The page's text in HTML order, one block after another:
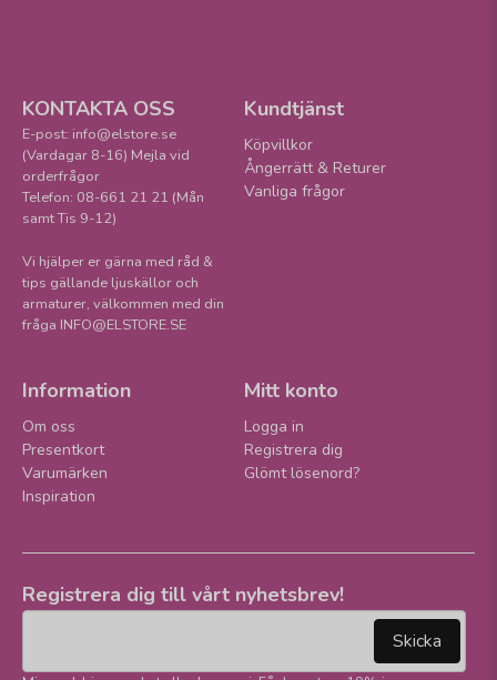
KONTAKTA OSS
E-post: info@elstore.se
(Vardagar 8-16) Mejla vid
orderfrågor
Telefon: 08-661 21 21 (Mån
samt Tis 9-12)
Vi hjälper er gärna med råd &
tips gällande ljuskällor och
armaturer, välkommen med din
fråga INFO@ELSTORE.SE
Kundtjänst
Köpvillkor
Ångerrätt & Returer
Vanliga frågor
Information
Om oss
Presentkort
Varumärken
Inspiration
Mitt konto
Logga in
Registrera dig
Glömt lösenord?
Registrera dig till vårt nyhetsbrev!
Skicka